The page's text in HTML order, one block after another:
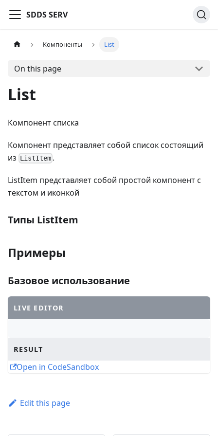
SDDS SERV
Компоненты List
On this page
List
Компонент списка
Компонент представляет собой список состоящий
из ListItem .
ListItem представляет собой простой компонент с
текстом и иконкой
Типы ListItem
Примеры
Базовое использование
LIVE EDITOR
RESULT
Open in CodeSandbox
Edit this page